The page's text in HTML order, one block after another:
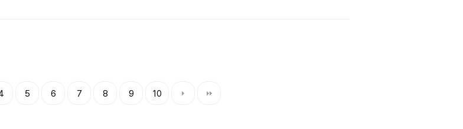
5 6 7 8 9 10